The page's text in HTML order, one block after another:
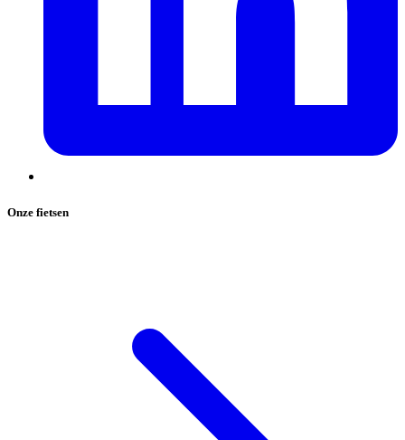
Onze fietsen